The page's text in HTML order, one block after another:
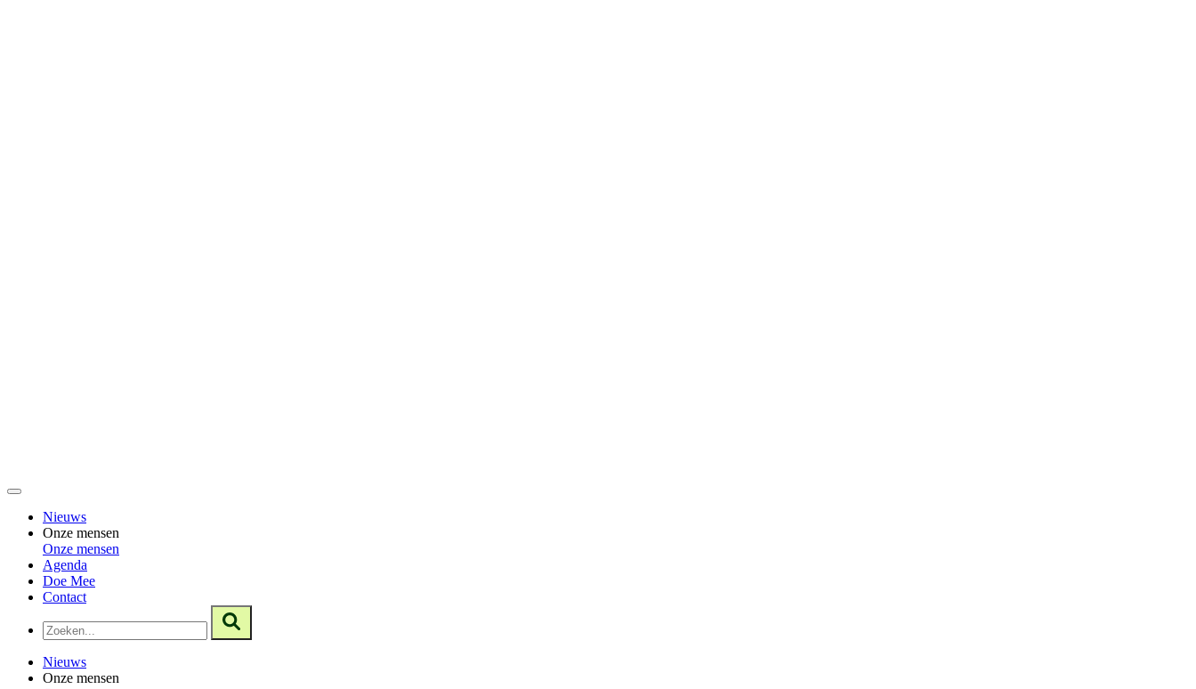
Nieuws
Onze mensen
Onze mensen
Agenda
Doe Mee
Contact
Nieuws
Onze mensen